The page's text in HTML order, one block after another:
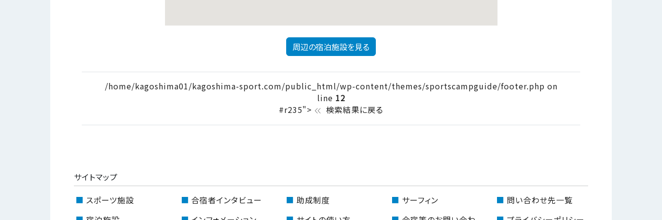
周辺の宿泊施設を見る
/home/kagoshima01/kagoshima-sport.com/public_html/wp-content/themes/sportscampguide/footer.php on
line 12
#r235"> keyboard_double_arrow_left 検索結果に戻る
サイトマップ
スポーツ施設
合宿者インタビュー
助成制度
サーフィン
問い合わせ先一覧